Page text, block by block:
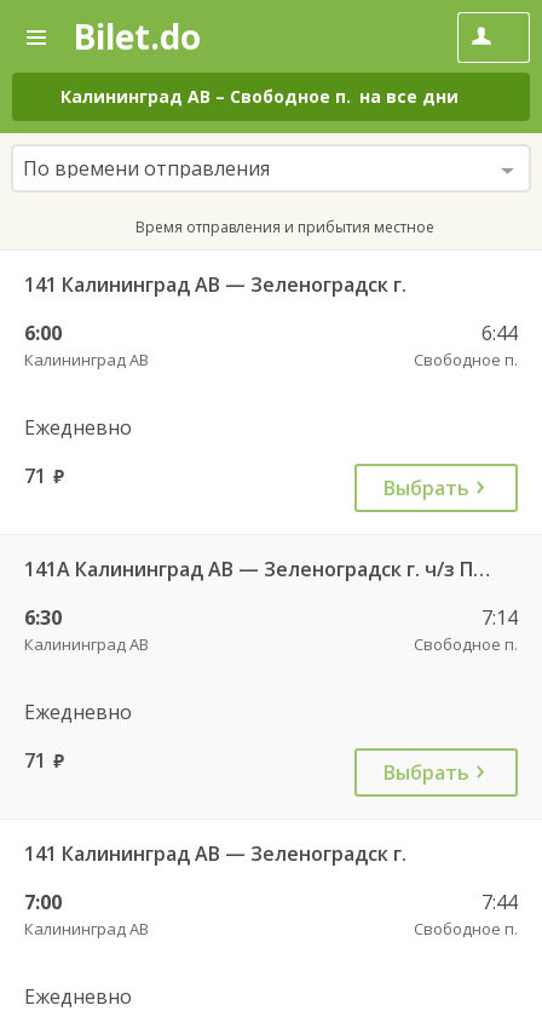
—
Поиск
и
покупка
билетов
на
автобус
онлайн
Bilet.do
Калининград АВ – Свободное п. на все дни
По времени отправления
Время отправления и прибытия местное
141 Калининград АВ — Зеленоградск г.
6:00
Калининград АВ
6:44
Свободное п.
Ежедневно
71 руб. Выбрать
141А Калининград АВ — Зеленоградск г. ч/з Петрово п.
6:30
Калининград АВ
7:14
Свободное п.
Ежедневно
71 руб. Выбрать
141 Калининград АВ — Зеленоградск г.
7:00
Калининград АВ
7:44
Свободное п.
Ежедневно